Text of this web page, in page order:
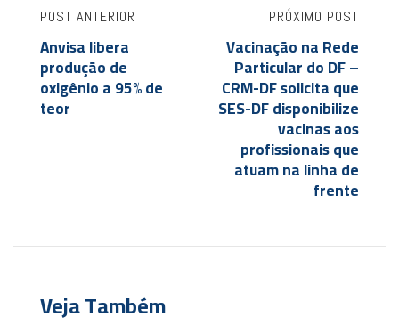
POST ANTERIOR
Anvisa libera
produção de
oxigênio a 95% de
teor
PRÓXIMO POST
Vacinação na Rede
Particular do DF –
CRM-DF solicita que
SES-DF disponibilize
vacinas aos
profissionais que
atuam na linha de
frente
Veja Também